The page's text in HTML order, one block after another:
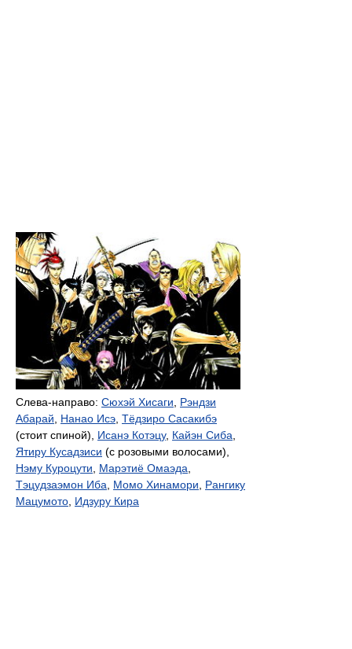
Слева-направо: Сюхэй Хисаги, Рэндзи
Абарай, Нанао Исэ, Тёдзиро Сасакибэ
(стоит спиной), Исанэ Котэцу, Кайэн Сиба,
Ятиру Кусадзиси (с розовыми волосами),
Нэму Куроцути, Марэтиё Омаэда,
Тэцудзаэмон Иба, Момо Хинамори, Рангику
Мацумото, Идзуру Кира